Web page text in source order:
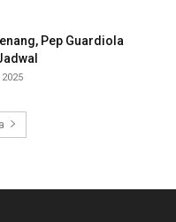
Pep Guardiola